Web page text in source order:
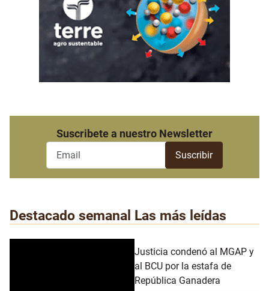
Suscribete a nuestro Newsletter
Destacado semanal Las más leídas
Justicia condenó al MGAP y
al BCU por la estafa de
República Ganadera